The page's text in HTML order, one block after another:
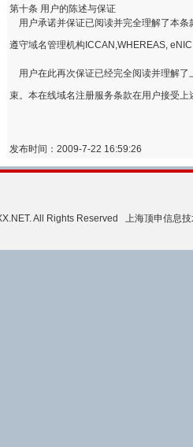
第十条 用户的陈述与保证
用户承诺并保证已阅读并完全理解了本条
遵守域名管理机构ICCAN,WHEREAS,
用户在此再次保证已经完全阅读并理解了
束。本在线域名注册服务条款在用户接受
发布时间：2009-7-22 16:59:26
All Rights Reserved 上海顶申信息